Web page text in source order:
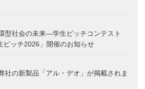
型社会の未来―学生ピッチコンテスト
ピッチ2026」開催のお知らせ
社の新製品「アル・デオ」が掲載されま